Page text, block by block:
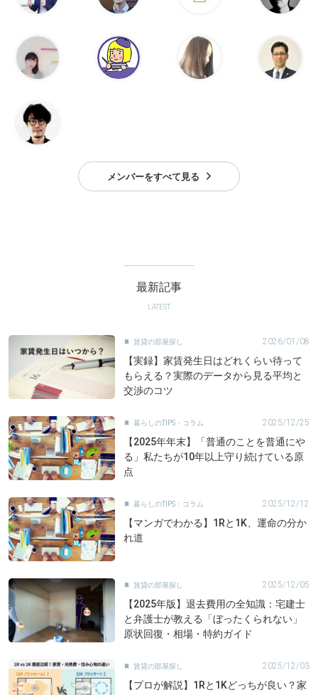
メンバーをすべて見る
最新記事
LATEST
賃貸の部屋探し 2026/01/08
【実録】家賃発生日はどれくらい待って
もらえる？実際のデータから見る平均と
交渉のコツ
暮らしのTIPS・コラム 2025/12/25
【2025年年末】「普通のことを普通にや
る」私たちが10年以上守り続けている原
点
暮らしのTIPS・コラム 2025/12/12
【マンガでわかる】1Rと1K、運命の分か
れ道
賃貸の部屋探し 2025/12/05
【2025年版】退去費用の全知識：宅建士
と弁護士が教える「ぼったくられない」
原状回復・相場・特約ガイド
賃貸の部屋探し 2025/12/03
【プロが解説】1Rと1Kどっちが良い？家